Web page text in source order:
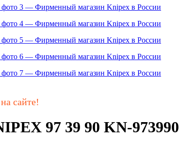
сайте!
97 39 90 KN-973990